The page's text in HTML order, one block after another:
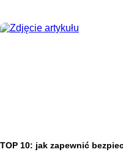
TOP 10: jak zapewnić